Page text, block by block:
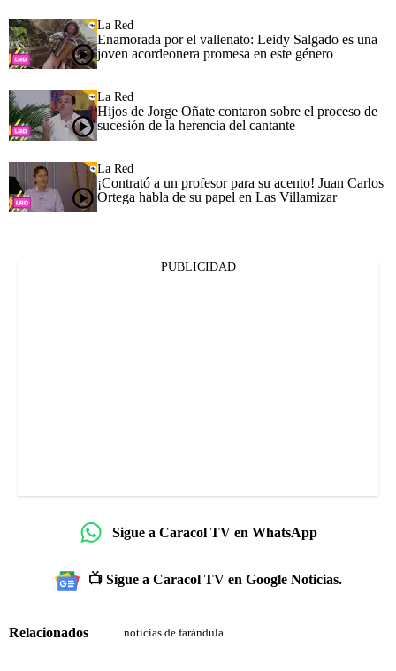
La Red
Enamorada por el vallenato: Leidy Salgado es una
joven acordeonera promesa en este género
La Red
Hijos de Jorge Oñate contaron sobre el proceso de
sucesión de la herencia del cantante
La Red
¡Contrató a un profesor para su acento! Juan Carlos
Ortega habla de su papel en Las Villamizar
PUBLICIDAD
Sigue a Caracol TV en WhatsApp
📺 Sigue a Caracol TV en Google Noticias.
Relacionados noticias de farándula